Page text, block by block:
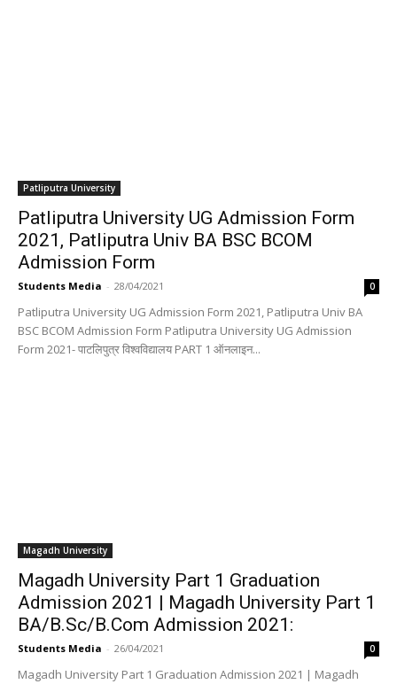
Patliputra University
Patliputra University UG Admission Form
2021, Patliputra Univ BA BSC BCOM
Admission Form
Students Media - 28/04/2021 0
Patliputra University UG Admission Form 2021, Patliputra Univ BA
BSC BCOM Admission Form Patliputra University UG Admission
Form 2021- पाटलिपुत्र विश्वविद्यालय PART 1 ऑनलाइन...
Magadh University
Magadh University Part 1 Graduation
Admission 2021 | Magadh University Part 1
BA/B.Sc/B.Com Admission 2021:
Students Media - 26/04/2021 0
Magadh University Part 1 Graduation Admission 2021 | Magadh